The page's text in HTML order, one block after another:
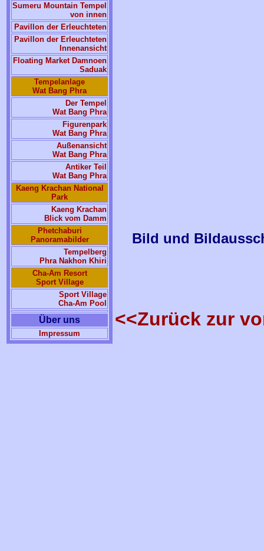
Sumeru Mountain Tempel
von innen
Pavillon der Erleuchteten
Pavillon der Erleuchteten
Innenansicht
Floating Market Damnoen
Saduak
Tempelanlage
Wat Bang Phra
Der Tempel
Wat Bang Phra
Figurenpark
Wat Bang Phra
Außenansicht
Wat Bang Phra
Antiker Teil
Wat Bang Phra
Kaeng Krachan National
Park
Kaeng Krachan
Blick vom Damm
Phetchaburi
Panoramabilder
Tempelberg
Phra Nakhon Khiri
Cha-Am Resort
Sport Village
Sport Village
Cha-Am Pool
Über uns
Impressum
Bild und
<<Zurück zur